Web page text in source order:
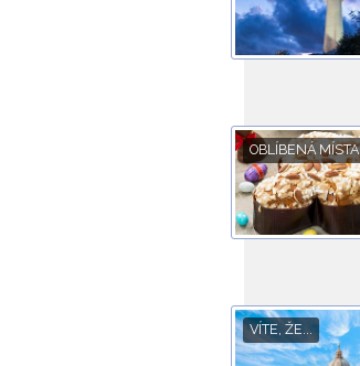
OBLÍBENÁ MÍSTA
VÍTE, ŽE...